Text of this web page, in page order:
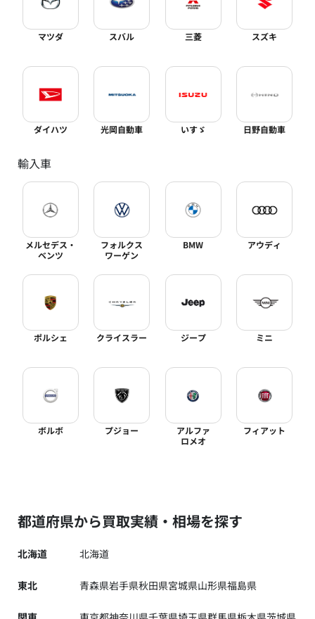
マツダ スバル 三菱 スズキ
ダイハツ 光岡自動車 いすゞ 日野自動車
輸入車
メルセデス・
ベンツ
フォルクス
ワーゲン
BMW アウディ
ポルシェ クライスラー ジープ ミニ
ボルボ プジョー
アルファ
ロメオ
フィアット
都道府県から買取実績・相場を探す
北海道 北海道
東北 青森県岩手県秋田県宮城県山形県福島県